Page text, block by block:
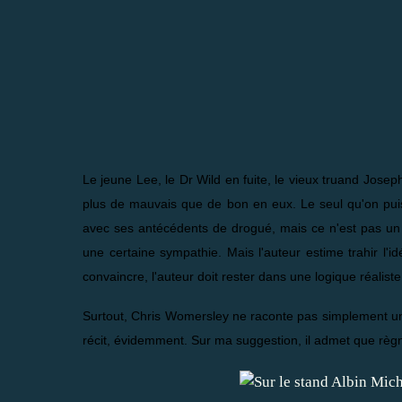
Le jeune Lee, le Dr Wild en fuite, le vieux truand
plus de mauvais que de bon en eux. Le seul qu'on
avec ses antécédents de drogué, mais ce n'est pas
une certaine sympathie. Mais l'auteur estime trahir
convaincre, l'auteur doit rester dans une logique
Surtout, Chris Womersley ne raconte pas simplement
récit, évidemment. Sur ma suggestion, il admet que